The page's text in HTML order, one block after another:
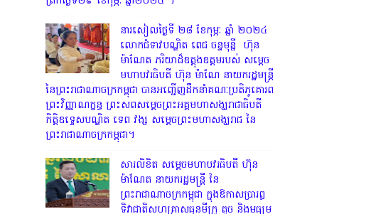
នារសៀលថ្ងៃទី ២៨ ខែកុម្ភៈ ឆ្នាំ ២០២៤
លោកជំទាវបណ្ឌិត ពេជ ចន្ទមុន្នី ហ៊ុន
ម៉ាណែត ភរិយាដ៏ឧត្តុងឧត្តមរបស់ សម្តេច
មហាបវរធិបតី ហ៊ុន ម៉ាណែ នាយករដ្ឋមន្រ្តី
នៃព្រះរាជាណាចក្រកម្ពុជា បានអញ្ជើញដឹកនាំគណៈប្រតិភូគោរព
ព្រះវិញ្ញាណក្ខន្ធ ព្រះសពសម្តេចព្រះអគ្គមហាសង្ឃរាជាធិបតី
កិត្តិឧទ្ទេសបណ្ឌិត ទេព វង្ស សម្តេចព្រះមហាសង្ឃរាជ នៃ
ព្រះរាជាណាចក្រកម្ពុជា។
សារលិខិត សម្តេចមហាបវរធិបតី ហ៊ុន
ម៉ាណែត នាយករដ្ឋមន្ត្រី នៃ
ព្រះរាជាណាចក្រកម្ពុជា ក្នុងឱកាសប្រារព្ធ
ទិវាជាតិសហគ្រាសធុនមីក្រូ តូច និងមធ្យម